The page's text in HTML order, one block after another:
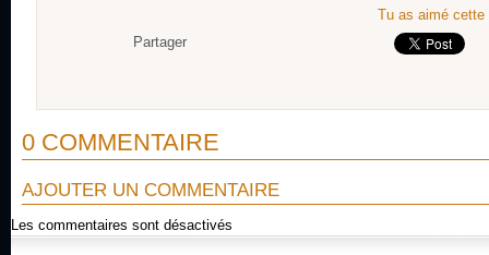
Tu as aimé
Partager
0 COMMENTAIRE
AJOUTER UN COMMENTAIRE
Les commentaires sont désactivés